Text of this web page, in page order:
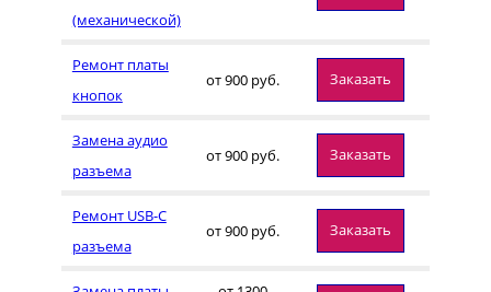
(механической)
Ремонт платы
кнопок
от 900 руб. Заказать
Замена аудио
разъема
от 900 руб. Заказать
Ремонт USB-C
разъема
от 900 руб. Заказать